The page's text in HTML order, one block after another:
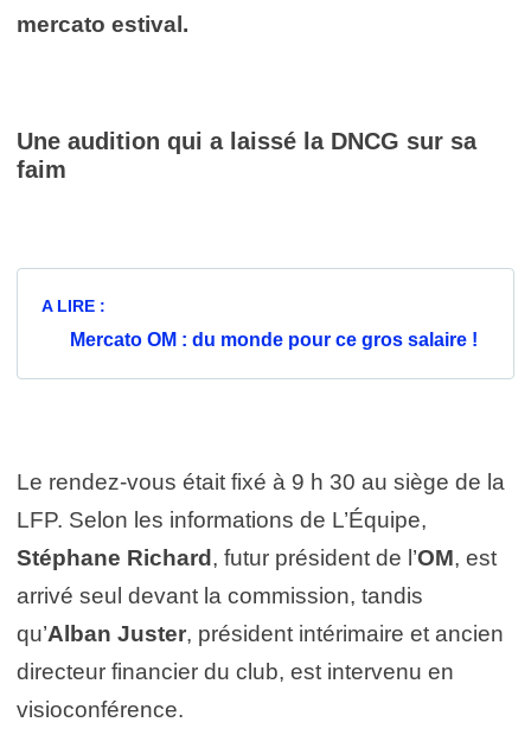
mercato estival.
Une audition qui a laissé la DNCG sur sa
faim
A LIRE :
Mercato OM : du monde pour ce gros salaire !
Le rendez-vous était fixé à 9 h 30 au siège de la
LFP. Selon les informations de L’Équipe,
Stéphane Richard , futur président de l’OM, est
arrivé seul devant la commission, tandis
qu’Alban Juster, président intérimaire et ancien
directeur financier du club, est intervenu en
visioconférence.